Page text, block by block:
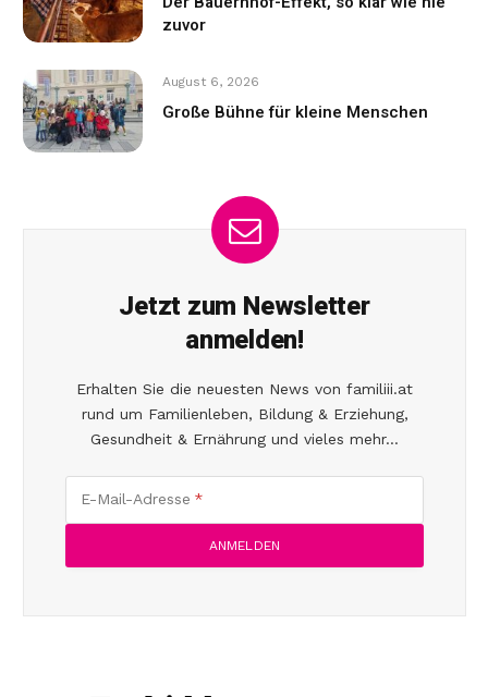
zuvor
August 6, 2026
Große Bühne für kleine Menschen
Jetzt zum Newsletter
anmelden!
Erhalten Sie die neuesten News von familiii.at
rund um Familienleben, Bildung & Erziehung,
Gesundheit & Ernährung und vieles mehr...
E-Mail-Adresse